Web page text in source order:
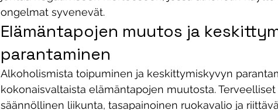
ongelmat syvenevät.
Elämäntapojen muutos ja
parantaminen
Alkoholismista toipuminen ja keskittymiskyvyn
kokonaisvaltaista elämäntapojen muutosta.
säännöllinen liikunta, tasapainoinen ruokavalio ja